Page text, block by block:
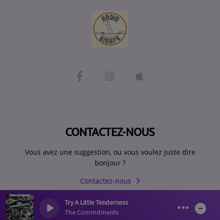
Try A Little Tenderness
The Commitments
0 0
CONTACTEZ-NOUS
Vous avez une suggestion, ou vous voulez juste dire
bonjour ?
Contactez-nous